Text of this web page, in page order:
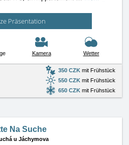
Präsentation
Kamera Wetter
350 CZK mit Frühstück
550 CZK mit Frühstück
650 CZK mit Frühstück
Na Suche
u Jáchymova